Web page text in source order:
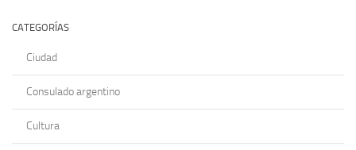
CATEGORÍAS
Ciudad
Consulado argentino
Cultura